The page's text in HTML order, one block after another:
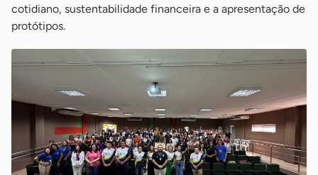
cotidiano, sustentabilidade financeira e a apresentação de
protótipos.